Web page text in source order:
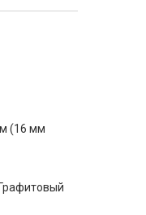
(16 мм